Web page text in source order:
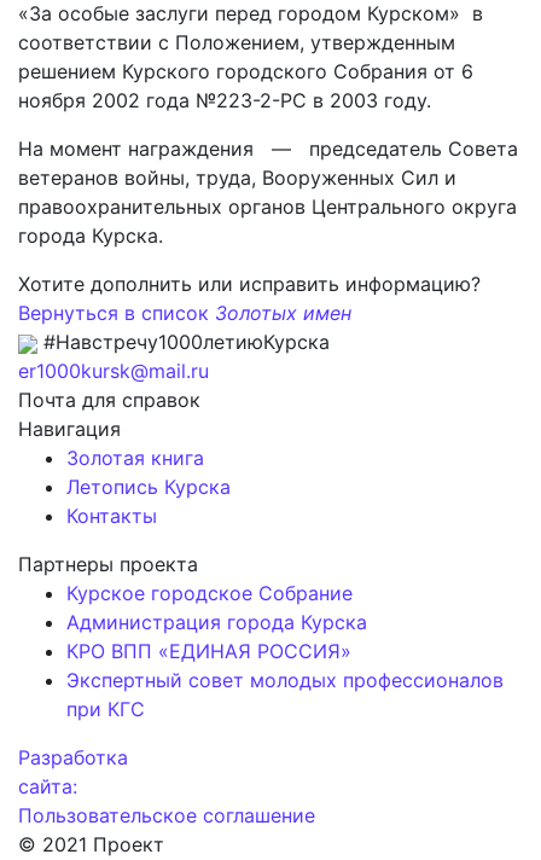
«За особые заслуги перед городом Курском» в
соответствии с Положением, утвержденным
решением Курского городского Собрания от 6
ноября 2002 года №223-2-РС в 2003 году.
На момент награждения — председатель Совета
ветеранов войны, труда, Вооруженных Сил и
правоохранительных органов Центрального округа
города Курска.
Хотите дополнить или исправить информацию?
Вернуться в список Золотых имен
#Навстречу1000летиюКурска
er1000kursk@mail.ru
Почта для справок
Навигация
Золотая книга
Летопись Курска
Контакты
Партнеры проекта
Курское городское Собрание
Администрация города Курска
КРО ВПП «ЕДИНАЯ РОССИЯ»
Экспертный совет молодых профессионалов
при КГС
Разработка
сайта:
Пользовательское соглашение
© 2021 Проект